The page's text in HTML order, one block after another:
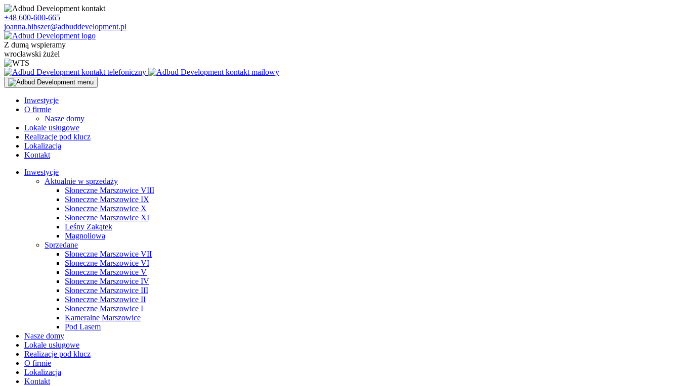
Skip
to
content
+48 600-600-665
joanna.hibszer@adbuddevelopment.pl
Z dumą wspieramy
wrocławski żużel
Inwestycje
O firmie
Nasze domy
Lokale usługowe
Realizacje pod klucz
Lokalizacja
Kontakt
Inwestycje
Aktualnie w sprzedaży
Słoneczne Marszowice VIII
Słoneczne Marszowice IX
Słoneczne Marszowice X
Słoneczne Marszowice XI
Leśny Zakątek
Magnoliowa
Sprzedane
Słoneczne Marszowice VII
Słoneczne Marszowice VI
Słoneczne Marszowice V
Słoneczne Marszowice IV
Słoneczne Marszowice III
Słoneczne Marszowice II
Słoneczne Marszowice I
Kameralne Marszowice
Pod Lasem
Nasze domy
Lokale usługowe
Realizacje pod klucz
O firmie
Lokalizacja
Kontakt